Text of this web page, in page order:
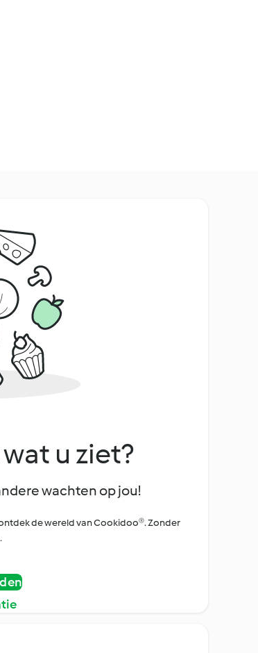
u ziet?
wachten op jou!
de wereld van Cookidoo®. Zonder